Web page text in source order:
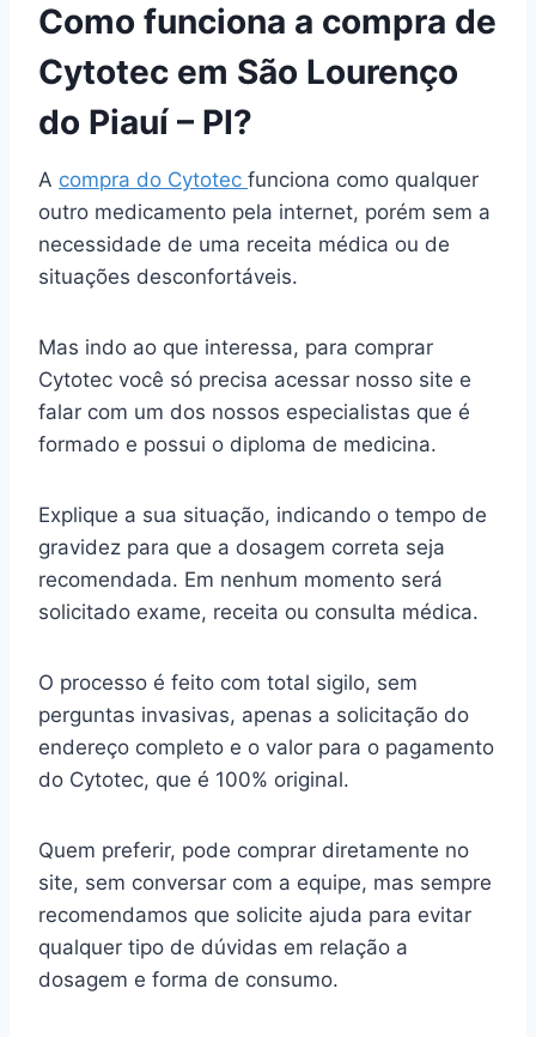
Como funciona a compra de
Cytotec em São Lourenço
do Piauí – PI?
A compra do Cytotec funciona como qualquer
outro medicamento pela internet, porém sem a
necessidade de uma receita médica ou de
situações desconfortáveis.
Mas indo ao que interessa, para comprar
Cytotec você só precisa acessar nosso site e
falar com um dos nossos especialistas que é
formado e possui o diploma de medicina.
Explique a sua situação, indicando o tempo de
gravidez para que a dosagem correta seja
recomendada. Em nenhum momento será
solicitado exame, receita ou consulta médica.
O processo é feito com total sigilo, sem
perguntas invasivas, apenas a solicitação do
endereço completo e o valor para o pagamento
do Cytotec, que é 100% original.
Quem preferir, pode comprar diretamente no
site, sem conversar com a equipe, mas sempre
recomendamos que solicite ajuda para evitar
qualquer tipo de dúvidas em relação a
dosagem e forma de consumo.